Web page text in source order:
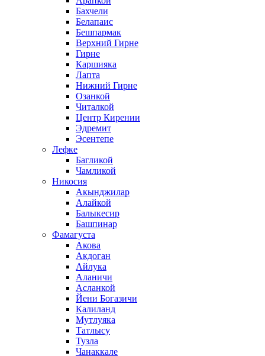
Бахчели
Белапаис
Бешпармак
Верхний Гирне
Гирне
Каршияка
Лапта
Нижний Гирне
Озанкой
Читалкой
Центр Кирении
Эдремит
Эсентепе
Лефке
Багликой
Чамликой
Никосия
Акынджилар
Алайкой
Балыкесир
Башпинар
Фамагуста
Акова
Акдоган
Айлука
Аланичи
Асланкой
Йени Богазичи
Калиланд
Мутлуяка
Татлысу
Тузла
Чанаккале